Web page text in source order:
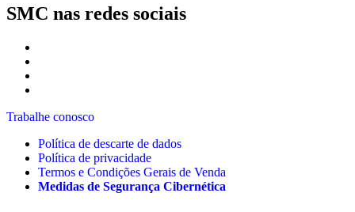
SMC nas redes sociais
Trabalhe conosco
Política de descarte de dados
Política de privacidade
Termos e Condições Gerais de Venda
Medidas de Segurança Cibernética